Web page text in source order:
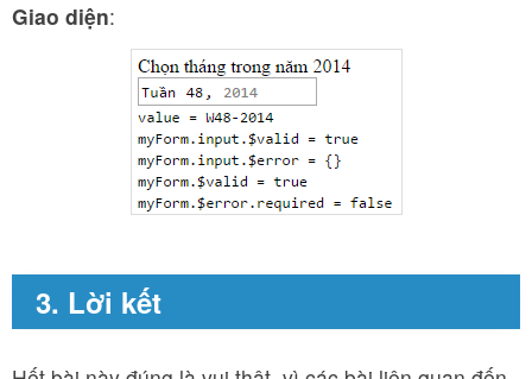
Giao diện:
3. Lời kết